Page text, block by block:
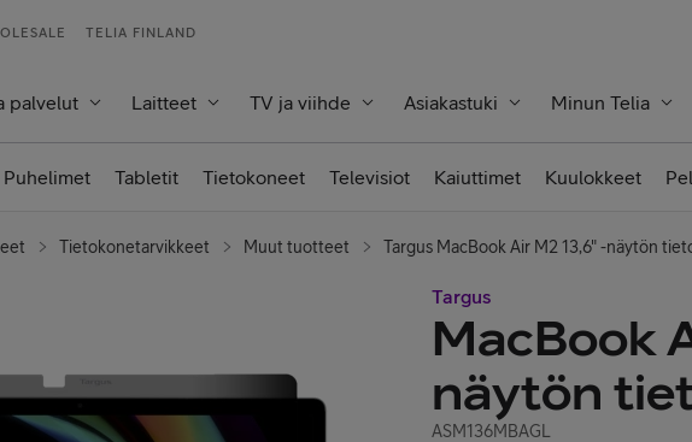
TELIA FINLAND
palvelut Laitteet TV ja viihde Asiakastuki Minun Telia
Puhelimet Tabletit Tietokoneet Televisiot Kaiuttimet Kuulokkeet
Tietokonetarvikkeet Muut tuotteet Targus MacBook Air M2 13,6" -näytön
Targus
MacBook
näytön
ASM136MBAGL